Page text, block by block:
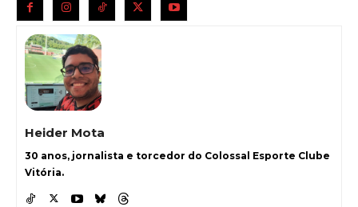
Heider Mota
30 anos, jornalista e torcedor do Colossal Esporte Clube
Vitória.